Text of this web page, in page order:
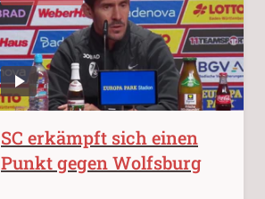
SC erkämpft sich einen
Punkt gegen Wolfsburg